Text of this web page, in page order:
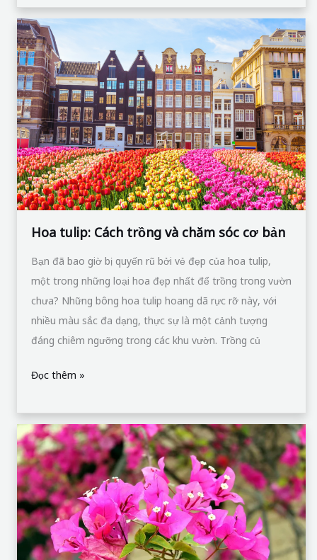
Hoa tulip: Cách trồng và chăm sóc cơ bản
Bạn đã bao giờ bị quyến rũ bởi vẻ đẹp của hoa tulip,
một trong những loại hoa đẹp nhất để trồng trong vườn
chưa? Những bông hoa tulip hoang dã rực rỡ này, với
nhiều màu sắc đa dạng, thực sự là một cảnh tượng
đáng chiêm ngưỡng trong các khu vườn. Trồng củ
Hoa
tulip:
Cách
trồng
và
chăm
sóc
cơ
bản
Đọc thêm »
Hoa
giấy
–
loài
hoa
mang
vẻ